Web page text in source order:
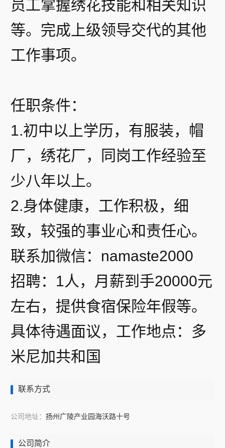
员工掌握绣花技能和相关知识
等。完成上级领导交代的其他
工作事项。
任职条件：
1.初中以上学历，有服装，帽
厂，绣花厂，同岗工作经验至
少八年以上。
2.身体健康，工作积极，细
致，较强的事业心和责任心。
联系加微信：namaste2000
招聘：1人，月薪到手20000元
左右，提供食宿保险年假等。
具体待遇面议，工作地点：多
米尼加共和国
联系方式
公司地址： 扬州广陵产业园海沃路十号
公司简介